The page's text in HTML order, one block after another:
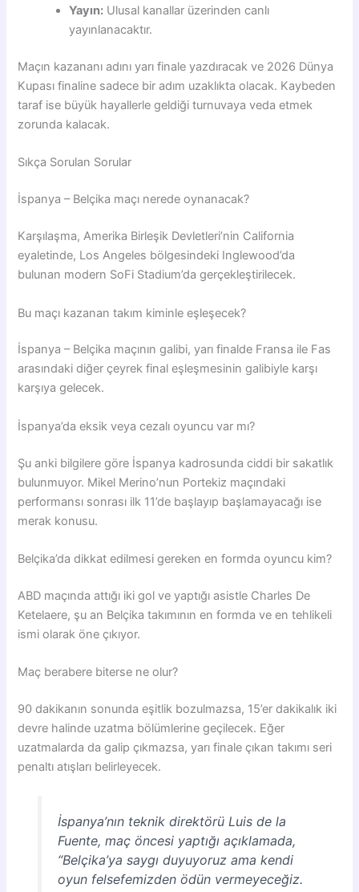
Yayın: Ulusal kanallar üzerinden canlı
yayınlanacaktır.
Maçın kazananı adını yarı finale yazdıracak ve 2026 Dünya
Kupası finaline sadece bir adım uzaklıkta olacak. Kaybeden
taraf ise büyük hayallerle geldiği turnuvaya veda etmek
zorunda kalacak.
Sıkça Sorulan Sorular
İspanya – Belçika maçı nerede oynanacak?
Karşılaşma, Amerika Birleşik Devletleri’nin California
eyaletinde, Los Angeles bölgesindeki Inglewood’da
bulunan modern SoFi Stadium’da gerçekleştirilecek.
Bu maçı kazanan takım kiminle eşleşecek?
İspanya – Belçika maçının galibi, yarı finalde Fransa ile Fas
arasındaki diğer çeyrek final eşleşmesinin galibiyle karşı
karşıya gelecek.
İspanya’da eksik veya cezalı oyuncu var mı?
Şu anki bilgilere göre İspanya kadrosunda ciddi bir sakatlık
bulunmuyor. Mikel Merino’nun Portekiz maçındaki
performansı sonrası ilk 11’de başlayıp başlamayacağı ise
merak konusu.
Belçika’da dikkat edilmesi gereken en formda oyuncu kim?
ABD maçında attığı iki gol ve yaptığı asistle Charles De
Ketelaere, şu an Belçika takımının en formda ve en tehlikeli
ismi olarak öne çıkıyor.
Maç berabere biterse ne olur?
90 dakikanın sonunda eşitlik bozulmazsa, 15’er dakikalık iki
devre halinde uzatma bölümlerine geçilecek. Eğer
uzatmalarda da galip çıkmazsa, yarı finale çıkan takımı seri
penaltı atışları belirleyecek.
İspanya’nın teknik direktörü Luis de la
Fuente, maç öncesi yaptığı açıklamada,
“Belçika’ya saygı duyuyoruz ama kendi
oyun felsefemizden ödün vermeyeceğiz.